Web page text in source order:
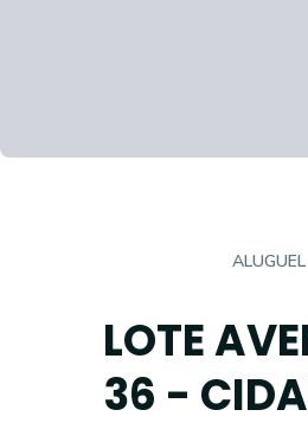
ALUGUEL
LOTE
36 -